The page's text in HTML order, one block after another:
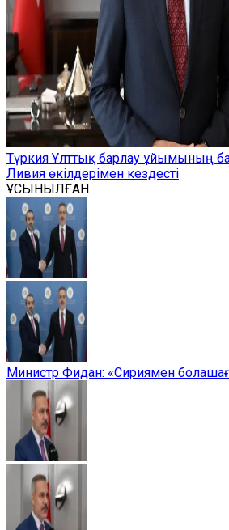
Түркия Ұлттық барлау ұйымының
Ливия өкілдерімен кездесті
ҰСЫНЫЛҒАН
Министр Фидан: «Сириямен